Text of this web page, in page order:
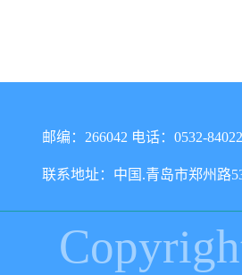
邮编：266042 电话：0532-
联系地址：中国.青岛市郑州路